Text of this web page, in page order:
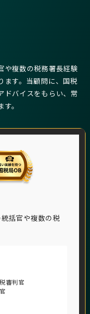
括官や複数の税
審判官
や複数の税務署長経験
ます。当顧問に、国税
ドバイスをもらい、常
。